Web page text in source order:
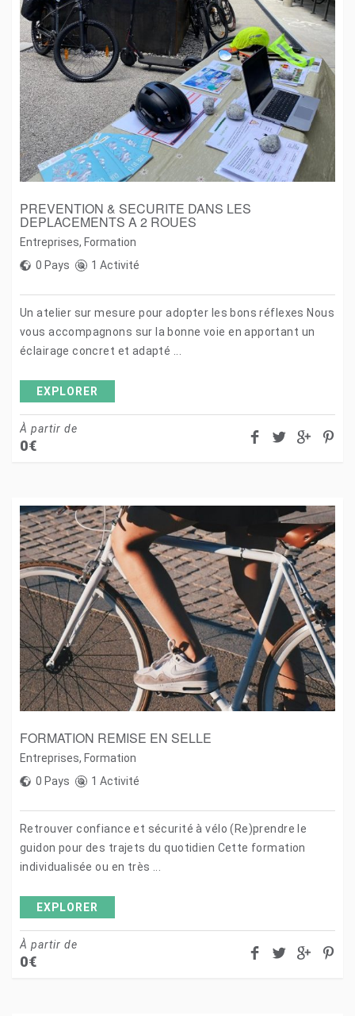
PREVENTION & SECURITE DANS LES
DEPLACEMENTS A 2 ROUES
Entreprises, Formation
0 Pays
1 Activité
Un atelier sur mesure pour adopter les bons réflexes Nous
vous accompagnons sur la bonne voie en apportant un
éclairage concret et adapté ...
EXPLORER
À partir de
0€
FORMATION REMISE EN SELLE
Entreprises, Formation
0 Pays
1 Activité
Retrouver confiance et sécurité à vélo (Re)prendre le
guidon pour des trajets du quotidien Cette formation
individualisée ou en très ...
EXPLORER
À partir de
0€